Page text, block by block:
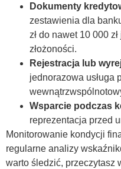
Dokumenty
zestawienia dla
zł do nawet 10 000
złożoności.
Rejestracja lub
jednorazowa usługa
Wsparcie podczas
reprezentacja przed
Monitorowanie kondycji
regularne analizy
warto śledzić, przeczytasz